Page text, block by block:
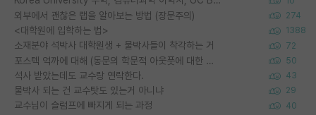
외부에서 괜찮은 랩을 알아보는 방법 (장문주의) 274
<대학원에 입학하는 법> 1388
소재분야 석박사 대학원생 + 물박사들이 착각하는 거 72
포스텍 억까에 대해 (동문의 학문적 아웃풋에 대한 반박) 50
석사 받았는데도 교수랑 연락한다. 43
물박사 되는 건 교수탓도 있는거 아니냐 29
교수님이 슬럼프에 빠지게 되는 과정 40